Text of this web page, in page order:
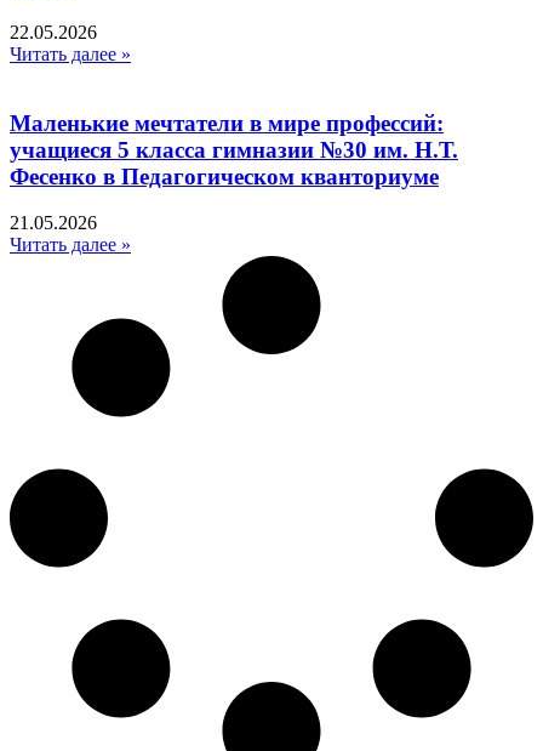
22.05.2026
Читать далее »
Маленькие мечтатели в мире профессий:
учащиеся 5 класса гимназии №30 им. Н.Т.
Фесенко в Педагогическом кванториуме
21.05.2026
Читать далее »